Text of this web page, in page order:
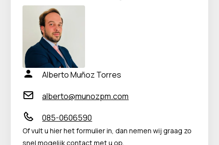
Alberto Muñoz Torres
alberto@munozpm.com
085-0606590
Of vult u hier het formulier in, dan nemen wij graag zo
snel mogelijk contact met u op.